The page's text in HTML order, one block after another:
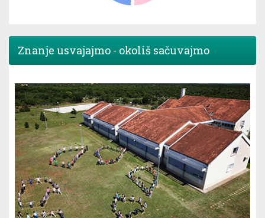
Znanje usvajajmo - okoliš sačuvajmo